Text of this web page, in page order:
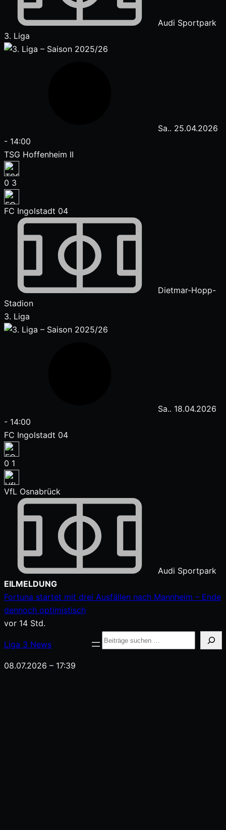
Audi Sportpark
3. Liga
Sa.. 25.04.2026
- 14:00
TSG Hoffenheim II
0 3
FC Ingolstadt 04
Dietmar-Hopp-
Stadion
3. Liga
Sa.. 18.04.2026
- 14:00
FC Ingolstadt 04
0 1
VfL Osnabrück
Audi Sportpark
Zum
Inhalt
springen
EILMELDUNG
Fortuna startet mit drei Ausfällen nach Mannheim – Ende
dennoch optimistisch
vor 14 Std.
Liga 3 News
Suche
08.07.2026 – 17:39